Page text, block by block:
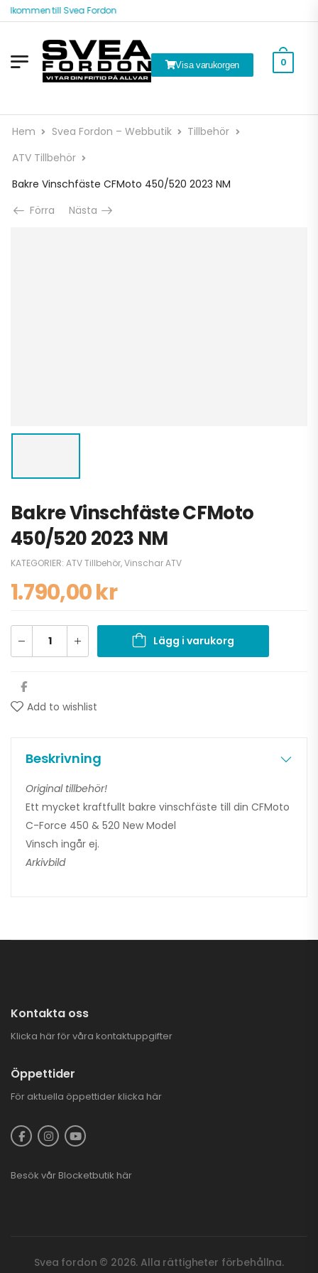
till Svea Fordon
Visa varukorgen 0
Hem Svea Fordon – Webbutik
Tillbehör
ATV Tillbehör
Bakre Vinschfäste CFMoto 450/520 2023 NM
Förra
Nästa
Bakre Vinschfäste CFMoto
450/520 2023 NM
KATEGORIER: ATV Tillbehör,Vinschar ATV
1.790,00kr
Lägg i varukorg
Add to wishlist
Beskrivning
Original tillbehör!
Ett mycket kraftfullt bakre vinschfäste till din CFMoto
C-Force 450 & 520 New Model
Vinsch ingår ej.
Arkivbild
Kontakta oss
Klicka här för våra kontaktuppgifter
Öppettider
För aktuella öppettider klicka här
Besök vår Blocketbutik här
Svea fordon © 2026. Alla rättigheter förbehållna.